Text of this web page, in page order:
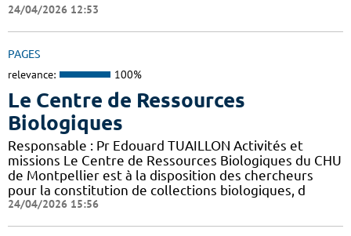
24/04/2026 12:53
PAGES
relevance: 100%
Le Centre de Ressources
Biologiques
Responsable : Pr Edouard TUAILLON Activités et
missions Le Centre de Ressources Biologiques du CHU
de Montpellier est à la disposition des chercheurs
pour la constitution de collections biologiques, d
24/04/2026 15:56